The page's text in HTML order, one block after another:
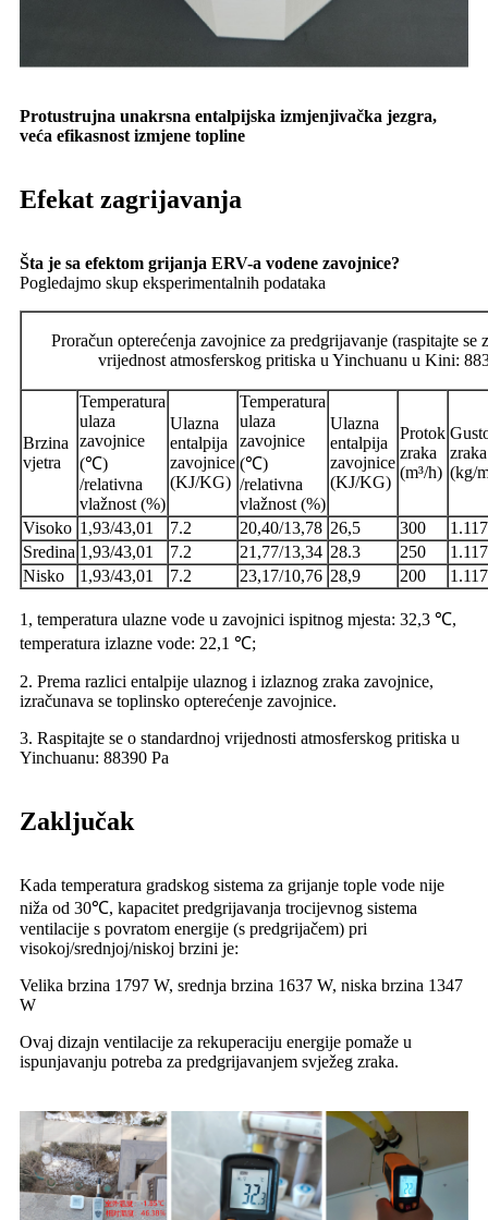
Protustrujna unakrsna entalpijska izmjenjivačka jezgra,
veća efikasnost izmjene topline
Efekat zagrijavanja
Šta je sa efektom grijanja ERV-a vodene zavojnice?
Pogledajmo skup eksperimentalnih podataka
Proračun opterećenja zavojnice za predgrijavanje (raspitajte se
vrijednost atmosferskog pritiska u Yinchuanu u Kini:
Brzina
vjetra
Temperatura
ulaza
zavojnice
(℃)
/relativna
vlažnost (%)
Ulazna
entalpija
zavojnice
(KJ/KG)
Temperatura
ulaza
zavojnice
(℃)
/relativna
vlažnost (%)
Ulazna
entalpija
zavojnice
(KJ/KG)
Protok
zraka
(m³/h)
zraka
(kg/
Visoko 1,93/43,01 7.2 20,40/13,78 26,5 300
1.117
Sredina 1,93/43,01 7.2 21,77/13,34 28.3 250
1.117
Nisko
1,93/43,01 7.2 23,17/10,76 28,9 200 1.117
1, temperatura ulazne vode u zavojnici ispitnog mjesta: 32,3 ℃,
temperatura izlazne vode: 22,1 ℃;
2. Prema razlici entalpije ulaznog i izlaznog zraka zavojnice,
izračunava se toplinsko opterećenje zavojnice.
3. Raspitajte se o standardnoj vrijednosti atmosferskog pritiska u
Yinchuanu: 88390 Pa
Zaključak
Kada temperatura gradskog sistema za grijanje tople vode nije
niža od 30℃, kapacitet predgrijavanja trocijevnog sistema
ventilacije s povratom energije (s predgrijačem) pri
visokoj/srednjoj/niskoj brzini je:
Velika brzina 1797 W, srednja brzina 1637 W, niska brzina 1347
W
Ovaj dizajn ventilacije za rekuperaciju energije pomaže u
ispunjavanju potreba za predgrijavanjem svježeg zraka.